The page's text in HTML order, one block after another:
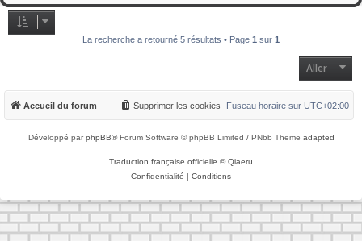
La recherche a retourné 5 résultats • Page 1 sur 1
Aller
Accueil du forum Fuseau horaire sur UTC+02:00
Supprimer les cookies
Développé parphpBB® Forum Software © phpBB Limited / PNbb Theme adapted
Traduction française officielle ©Qiaeru
Confidentialité | Conditions